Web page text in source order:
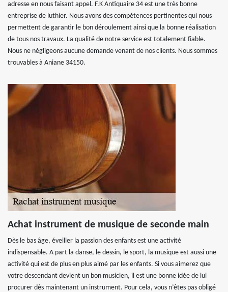
adresse en nous faisant appel. F.K Antiquaire 34 est une très bonne
entreprise de luthier. Nous avons des compétences pertinentes qui nous
permettent de garantir le bon déroulement ainsi que la bonne réalisation
de tous nos travaux. La qualité de notre service est totalement fiable.
Nous ne négligeons aucune demande venant de nos clients. Nous sommes
trouvables à Aniane 34150.
Achat instrument de musique de seconde main
Dès le bas âge, éveiller la passion des enfants est une activité
indispensable. A part la danse, le dessin, le sport, la musique est aussi une
activité qui est de plus en plus aimé par les enfants. Si vous aimerez que
votre descendant devient un bon musicien, il est une bonne idée de lui
procurer dès maintenant un instrument. Pour cela, vous n’êtes pas obligé